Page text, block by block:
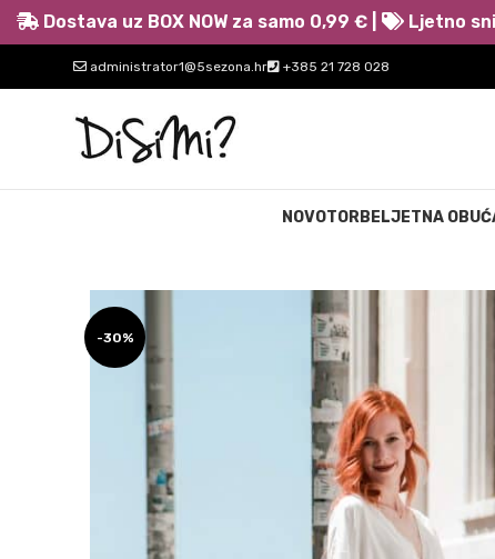
administrator1@5sezona.hr +385 21 728 028
NOVOTORBE LJETNA
-30%
Dostava uz BOX NOW za samo 0,99 € | Ljetno